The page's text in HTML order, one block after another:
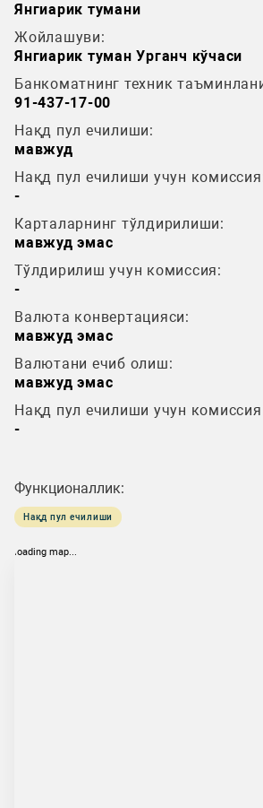
Янгиарик тумани
Жойлашуви:
Янгиарик туман Урганч кўчаси
Банкоматнинг техник
91-437-17-00
Нақд пул ечилиши:
мавжуд
Нақд пул ечилиши учун
-
Карталарнинг тўлдирилиши:
мавжуд эмас
Тўлдирилиш учун комиссия:
-
Валюта конвертацияси:
мавжуд эмас
Валютани ечиб олиш:
мавжуд эмас
Нақд пул ечилиши учун
-
Функционаллик:
Нақд пул ечилиши
loading map...